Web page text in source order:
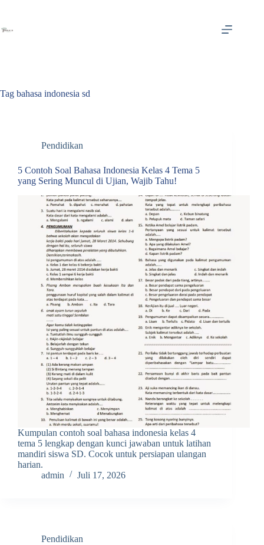
content
Tag bahasa indonesia sd
Pendidikan
5 Contoh Soal Bahasa Indonesia Kelas 4 Tema 5
yang Sering Muncul di Ujian, Wajib Tahu!
Kumpulan contoh soal bahasa indonesia kelas 4
tema 5 lengkap dengan kunci jawaban untuk latihan
mandiri siswa SD. Cocok untuk persiapan ulangan
harian.
admin
Juli 17, 2026
Pendidikan